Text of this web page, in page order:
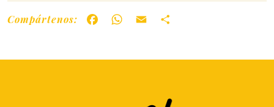
Compártenos: FacebookWhatsApp
Email